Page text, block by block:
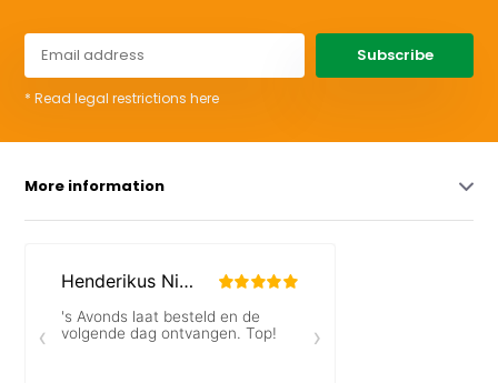
Subscribe
* Read legal restrictions here
More information